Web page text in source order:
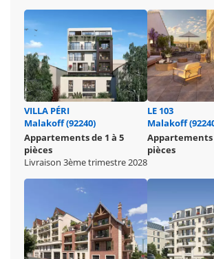
VILLA PÉRI
Malakoff (92240)
Appartements de 1 à 5
pièces
Livraison 3ème trimestre 2028
LE 103
Malakoff
Appartements
pièces